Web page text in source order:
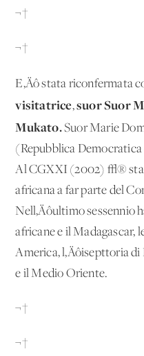
¬†
¬†
E‚Äô stata riconfermata
visitatrice,suor Suor
Mukato.Suor Marie
(Repubblica Democratica
Al CGXXI (2002) √®
africana a far parte del
Nell‚Äôultimo sessennio
africane e il Madagascar,
America, l‚Äôisepttoria
e il Medio Oriente.
¬†
¬†